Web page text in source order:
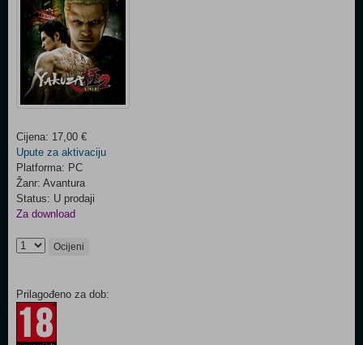
Cijena: 17,00 €
Upute za aktivaciju
Platforma: PC
Žanr: Avantura
Status: U prodaji
Za download
Ocijeni
Prilagođeno za dob: